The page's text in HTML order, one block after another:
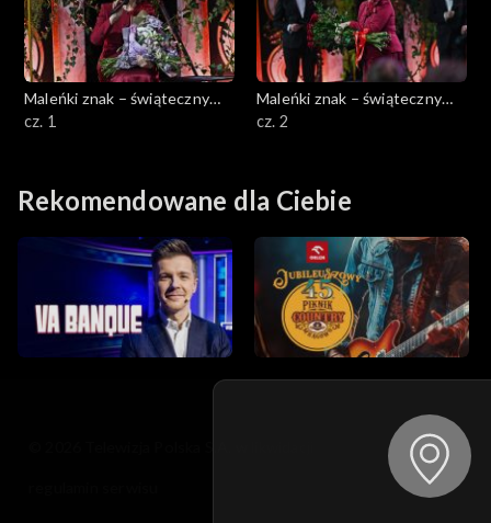
Maleńki znak – świąteczny
koncert Ireny Santor
cz. 1
Maleńki znak – świąteczny
koncert Ireny Santor
cz. 2
Rekomendowane dla Ciebie